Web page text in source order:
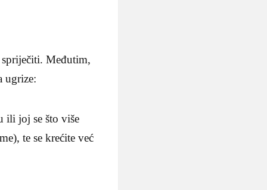
Međutim,
ugrize:
ili joj se što više
te se krećite već